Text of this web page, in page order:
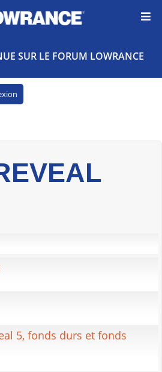
SUR LE FORUM LOWRANCE
5, fonds durs et fonds